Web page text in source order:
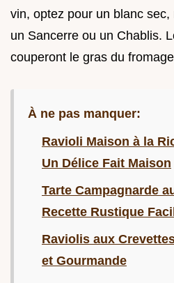
vin, optez pour un blanc
un Sancerre ou un Chablis.
couperont le gras du
À ne pas manquer:
Ravioli Maison à la
Un Délice Fait Maison
Tarte Campagnarde
Recette Rustique
Raviolis aux
et Gourmande